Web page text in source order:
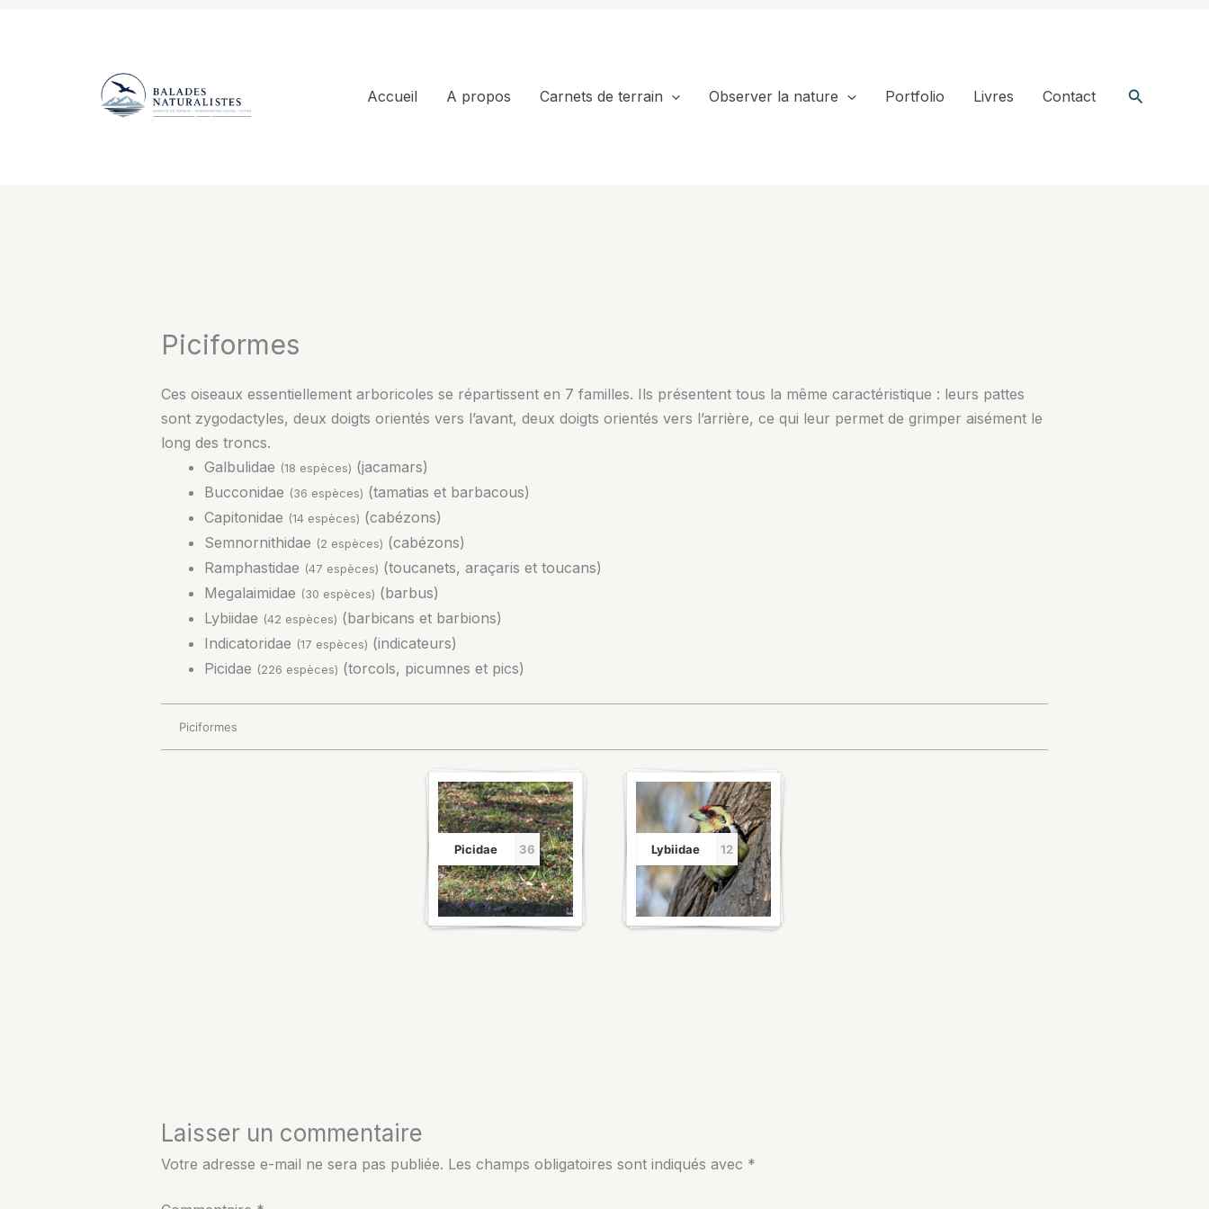
Accueil
A propos Carnets de terrain Observer la nature Portfolio Livres Contact
Piciformes
Ces oiseaux essentiellement arboricoles se répartissent en 7 familles. Ils présentent tous la même caractéristique : leurs pattes
sont zygodactyles, deux doigts orientés vers l’avant, deux doigts orientés vers l’arrière, ce qui leur permet de grimper aisément le
long des troncs.
Galbulidae (18 espèces) (jacamars)
Bucconidae (36 espèces) (tamatias et barbacous)
Capitonidae (14 espèces) (cabézons)
Semnornithidae (2 espèces) (cabézons)
Ramphastidae (47 espèces) (toucanets, araçaris et toucans)
Megalaimidae (30 espèces) (barbus)
Lybiidae (42 espèces) (barbicans et barbions)
Indicatoridae (17 espèces) (indicateurs)
Picidae (226 espèces) (torcols, picumnes et pics)
Piciformes
Picidae 36 Lybiidae 12
Laisser un commentaire
Votre adresse e-mail ne sera pas publiée. Les champs obligatoires sont indiqués avec *